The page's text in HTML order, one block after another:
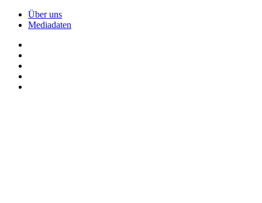
Über uns
Mediadaten